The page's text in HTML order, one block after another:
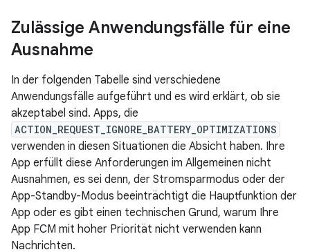
Zulässige Anwendungsfälle für eine
Ausnahme
In der folgenden Tabelle sind verschiedene
Anwendungsfälle aufgeführt und es wird erklärt, ob sie
akzeptabel sind. Apps, die
ACTION_REQUEST_IGNORE_BATTERY_OPTIMIZATIONS
verwenden in diesen Situationen die Absicht haben. Ihre
App erfüllt diese Anforderungen im Allgemeinen nicht
Ausnahmen, es sei denn, der Stromsparmodus oder der
App-Standby-Modus beeinträchtigt die Hauptfunktion der
App oder es gibt einen technischen Grund, warum Ihre
App FCM mit hoher Priorität nicht verwenden kann
Nachrichten.